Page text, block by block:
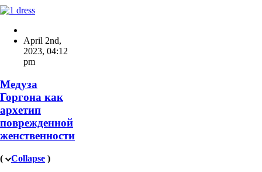
April 2nd,
2023, 04:12
pm
Медуза
Горгона как
архетип
поврежденной
женственности
( Collapse )